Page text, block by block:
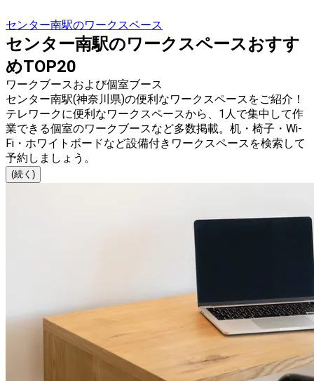
センター南駅のワークスペース
センター南駅のワークスペースおすす
めTOP20
ワークブースおよび個室ブース
センター南駅(神奈川県)の便利なワークスペースをご紹介！
テレワークに便利なワークスペースから、1人で集中して作
業できる個室のワークブースなど多数掲載。机・椅子・Wi-
Fi・ホワイトボードなど設備付きワークスペースを検索して
予約しましょう。
(続く)